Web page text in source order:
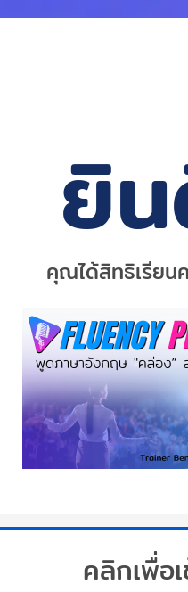
ยิ
คุณได้สิทธิเรีย
คลิกเพื่อ